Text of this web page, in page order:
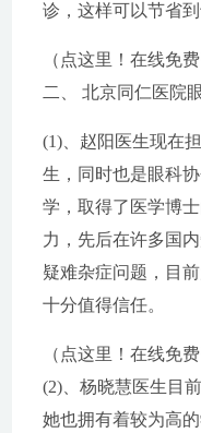
诊，这样可以节省到
（点这里！在线免
二、 北京同仁医院
(1)、赵阳医生现在
生，同时也是眼科
学，取得了医学博
力，先后在许多国
疑难杂症问题，目
十分值得信任。
（点这里！在线免
(2)、杨晓慧医生目
她也拥有着较为高